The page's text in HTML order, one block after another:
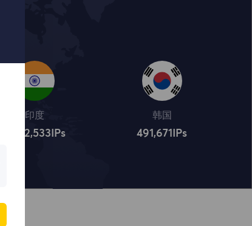
印度
4,322,534 IPs
韩国
491,672 IPs